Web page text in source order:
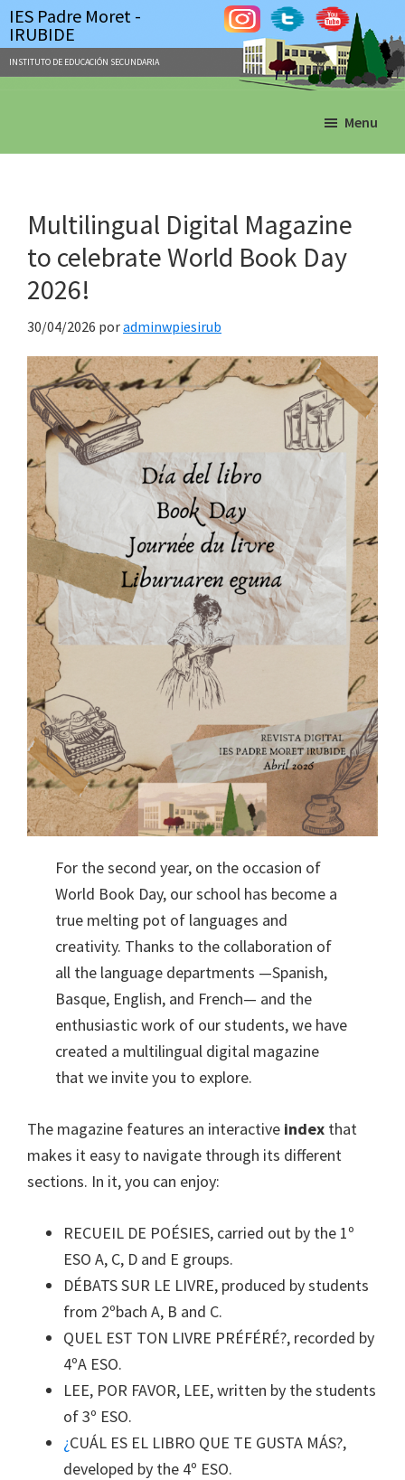
IES Padre Moret -
IRUBIDE
INSTITUTO DE EDUCACIÓN SECUNDARIA
main
primary
Menu
Multilingual Digital Magazine
to celebrate World Book Day
2026!
30/04/2026 poradminwpiesirub
For the second year, on the occasion of
World Book Day, our school has become a
true melting pot of languages and
creativity. Thanks to the collaboration of
all the language departments —Spanish,
Basque, English, and French— and the
enthusiastic work of our students, we have
created a multilingual digital magazine
that we invite you to explore.
The magazine features an interactive index that
makes it easy to navigate through its different
sections. In it, you can enjoy:
RECUEIL DE POÉSIES, carried out by the 1º
ESO A, C, D and E groups.
DÉBATS SUR LE LIVRE, produced by students
from 2ºbach A, B and C.
QUEL EST TON LIVRE PRÉFÉRÉ?, recorded by
4ºA ESO.
LEE, POR FAVOR, LEE, written by the students
of 3º ESO.
¿CUÁL ES EL LIBRO QUE TE GUSTA MÁS?,
developed by the 4º ESO.